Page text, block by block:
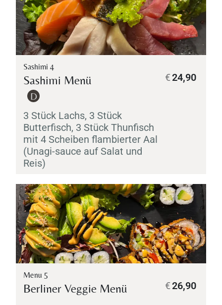
Sashimi 4
Sashimi Menü
D
3 Stück Lachs, 3 Stück
Butterfisch, 3 Stück Thunfisch
mit 4 Scheiben flambierter Aal
(Unagi-sauce auf Salat und
Reis)
24,90
€
Menu 5
Berliner Veggie Menü 26,90
€